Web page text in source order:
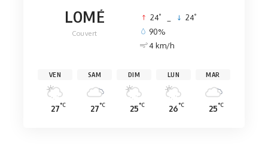
LOMÉ
Couvert
24° 24°
90%
4 km/h
VEN
27°C
SAM
27°C
DIM
25°C
LUN
26°C
MAR
25°C